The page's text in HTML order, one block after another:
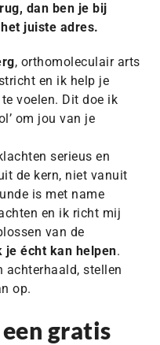
dan ben je bij
juiste adres.
, orthomoleculair arts
en ik help je
voelen. Dit doe ik
om jou van je
serieus en
de kern, niet vanuit
is met name
en ik richt mij
van de
je écht kan helpen.
achterhaald, stellen
op.
gratis